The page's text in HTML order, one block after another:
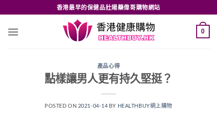
to
content
香港最早的保健品壯陽藥偉哥購物網站
0
產品心得
點樣讓男人更有持久堅挺？
POSTED ON 2021-04-14 BY HEALTHBUY網上購物